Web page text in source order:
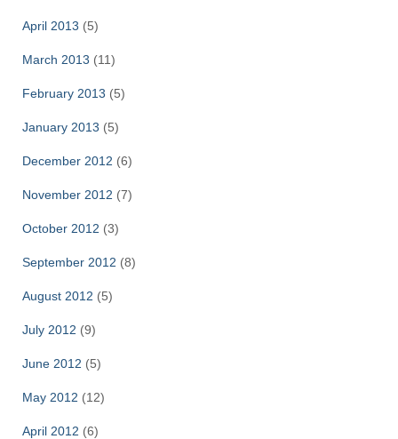
April 2013 (5)
March 2013 (11)
February 2013 (5)
January 2013 (5)
December 2012 (6)
November 2012 (7)
October 2012 (3)
September 2012 (8)
August 2012 (5)
July 2012 (9)
June 2012 (5)
May 2012 (12)
April 2012 (6)